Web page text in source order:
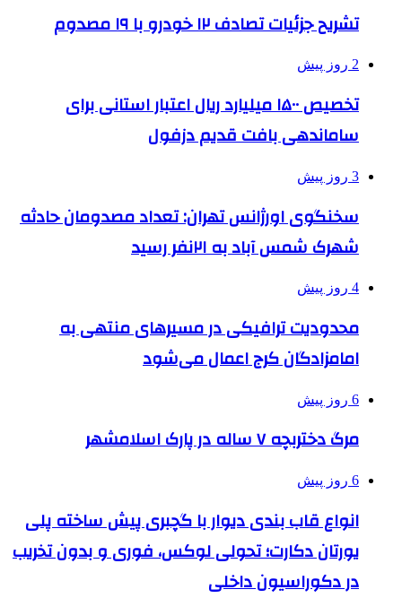
تشریح جزئیات تصادف ۱۲ خودرو با ۱۹ مصدوم
2 روز پیش
تخصیص ۱۵۰۰ میلیارد ریال اعتبار استانی برای
ساماندهی بافت قدیم دزفول
3 روز پیش
سخنگوی اورژانس تهران: تعداد مصدومان حادثه
شهرک شمس آباد به ۲۱نفر رسید
4 روز پیش
محدودیت ترافیکی در مسیرهای منتهی به
امامزادگان کرج اعمال می‌شود
6 روز پیش
مرگ دختربچه ۷ ساله در پارک اسلامشهر
6 روز پیش
انواع قاب بندی دیوار با گچبری پیش ساخته پلی
یورتان دکارت؛ تحولی لوکس، فوری و بدون تخریب
در دکوراسیون داخلی